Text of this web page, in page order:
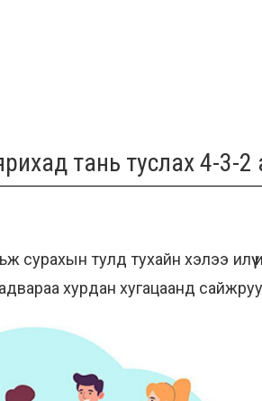
ярихад тань туслах 4-3-2
сурахын тулд тухайн хэлээ илүү
хурдан хугацаанд